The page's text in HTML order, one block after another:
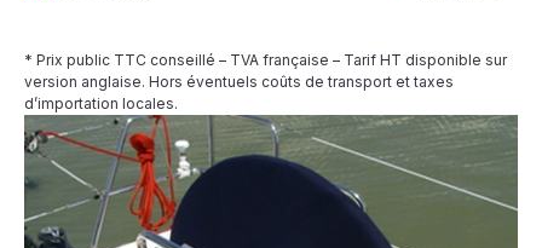
* Prix public TTC conseillé – TVA française – Tarif HT disponible sur
version anglaise. Hors éventuels coûts de transport et taxes
d’importation locales.